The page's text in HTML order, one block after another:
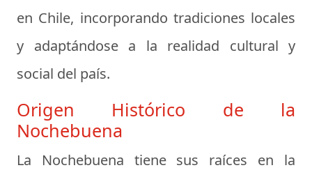
en Chile, incorporando tradiciones locales
y adaptándose a la realidad cultural y
social del país.
Origen Histórico de la
Nochebuena
La Nochebuena tiene sus raíces en la